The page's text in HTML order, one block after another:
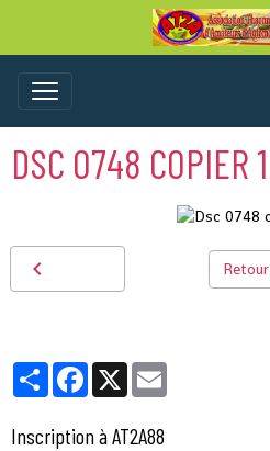
DSC 0748 COPIER 1
Retour
PartagerFacebook
X
Inscription à AT2A88